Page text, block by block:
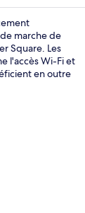
marche de
Square. Les
l'accès Wi-Fi et
en outre
autres
touristiques,
: Station de
Charing